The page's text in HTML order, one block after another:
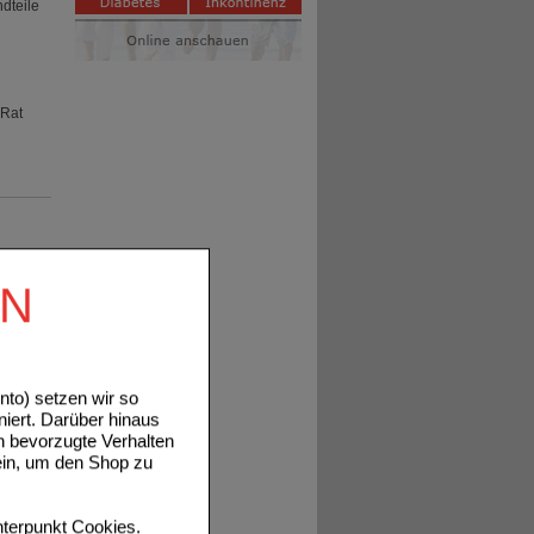
setzen wir so
Darüber hinaus
bevorzugte Verhalten
um den Shop zu
Cookies.
vor
in